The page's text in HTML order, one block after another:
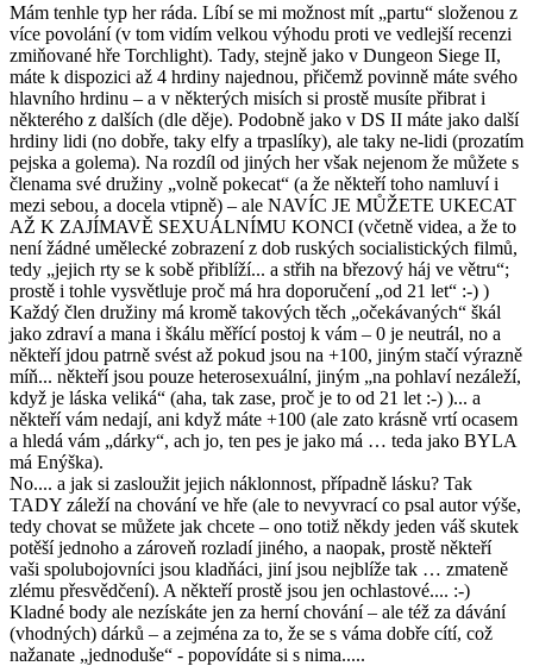
Mám tenhle typ her ráda. Líbí se mi možnost mít „partu“ složenou z
více povolání (v tom vidím velkou výhodu proti ve vedlejší recenzi
zmiňované hře Torchlight). Tady, stejně jako v Dungeon Siege II,
máte k dispozici až 4 hrdiny najednou, přičemž povinně máte svého
hlavního hrdinu – a v některých misích si prostě musíte přibrat i
některého z dalších (dle děje). Podobně jako v DS II máte jako další
hrdiny lidi (no dobře, taky elfy a trpaslíky), ale taky ne-lidi (prozatím
pejska a golema). Na rozdíl od jiných her však nejenom že můžete s
členama své družiny „volně pokecat“ (a že někteří toho namluví i
mezi sebou, a docela vtipně) – ale NAVÍC JE MŮŽETE UKECAT
AŽ K ZAJÍMAVĚ SEXUÁLNÍMU KONCI (včetně videa, a že to
není žádné umělecké zobrazení z dob ruských socialistických filmů,
tedy „jejich rty se k sobě přiblíží... a střih na březový háj ve větru“;
prostě i tohle vysvětluje proč má hra doporučení „od 21 let“ :-) )
Každý člen družiny má kromě takových těch „očekávaných“ škál
jako zdraví a mana i škálu měřící postoj k vám – 0 je neutrál, no a
někteří jdou patrně svést až pokud jsou na +100, jiným stačí výrazně
míň... někteří jsou pouze heterosexuální, jiným „na pohlaví nezáleží,
když je láska veliká“ (aha, tak zase, proč je to od 21 let :-) )... a
někteří vám nedají, ani když máte +100 (ale zato krásně vrtí ocasem
a hledá vám „dárky“, ach jo, ten pes je jako má … teda jako BYLA
má Enýška).
No.... a jak si zasloužit jejich náklonnost, případně lásku? Tak
TADY záleží na chování ve hře (ale to nevyvrací co psal autor výše,
tedy chovat se můžete jak chcete – ono totiž někdy jeden váš skutek
potěší jednoho a zároveň rozladí jiného, a naopak, prostě někteří
vaši spolubojovníci jsou kladňáci, jiní jsou nejblíže tak … zmateně
zlému přesvědčení). A někteří prostě jsou jen ochlastové.... :-)
Kladné body ale nezískáte jen za herní chování – ale též za dávání
(vhodných) dárků – a zejména za to, že se s váma dobře cítí, což
nažanate „jednoduše“ - popovídáte si s nima.....